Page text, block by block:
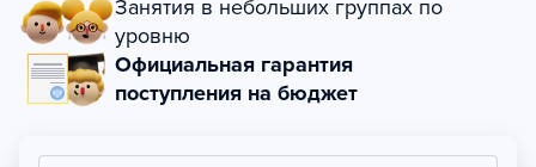
Занятия в небольших группах по
уровню
Официальная гарантия
поступления на бюджет